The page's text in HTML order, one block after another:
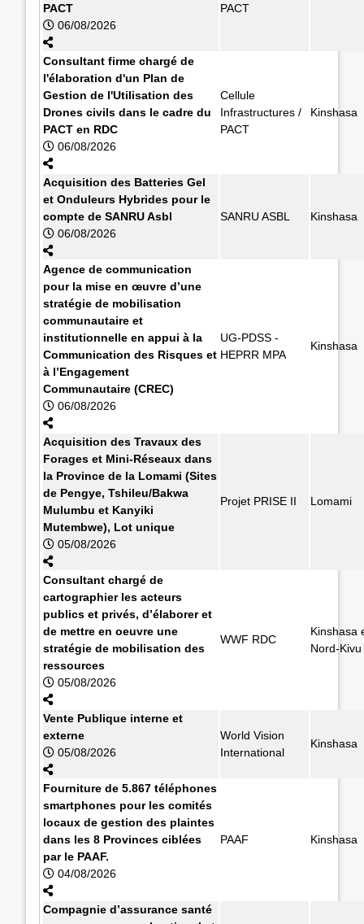
PACT
06/08/2026
PACT
Consultant firme chargé de
l'élaboration d'un Plan de
Gestion de l'Utilisation des
Drones civils dans le cadre du
PACT en RDC
06/08/2026
Cellule
Infrastructures /
PACT
Kinshasa
Acquisition des Batteries Gel
et Onduleurs Hybrides pour le
compte de SANRU Asbl
06/08/2026
SANRU ASBL Kinshasa
Agence de communication
pour la mise en œuvre d’une
stratégie de mobilisation
communautaire et
institutionnelle en appui à la
Communication des Risques et
à l’Engagement
Communautaire (CREC)
06/08/2026
UG-PDSS -
HEPRR MPA
Kinshasa
Acquisition des Travaux des
Forages et Mini-Réseaux dans
la Province de la Lomami (Sites
de Pengye, Tshileu/Bakwa
Mulumbu et Kanyiki
Mutembwe), Lot unique
05/08/2026
Projet PRISE II Lomami
Consultant chargé de
cartographier les acteurs
publics et privés, d’élaborer et
de mettre en oeuvre une
stratégie de mobilisation des
ressources
05/08/2026
WWF RDC
Kinshasa
Nord-Kivu
Vente Publique interne et
externe
05/08/2026
World Vision
International
Kinshasa
Fourniture de 5.867 téléphones
smartphones pour les comités
locaux de gestion des plaintes
dans les 8 Provinces ciblées
par le PAAF.
04/08/2026
PAAF Kinshasa
Compagnie d’assurance santé